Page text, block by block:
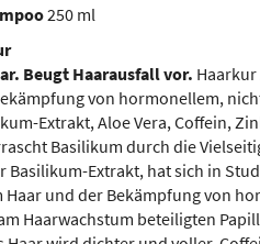
250 ml
Beugt Haarausfall vor.
von hormonellem,
Extrakt, Aloe Vera, Coffein,
Basilikum durch die
Basilikum-Extrakt, hat sich in
und der Bekämpfung von
Haarwachstum beteiligten